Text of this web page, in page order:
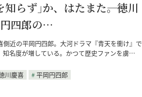
らず｣か、はたまた――。徳川
四郎の…
側近の平岡円四郎。大河ドラマ『青天を衝け』で
知名度が増している。かつて歴史ファンを虜…
川慶喜
平岡円四郎